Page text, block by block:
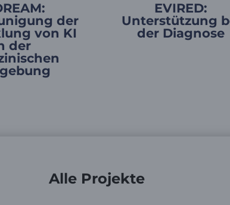
der
von KI
der
EVIRED:
Unterstützung
der Diagnose
Alle Projekte